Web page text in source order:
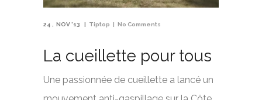
24 NOV '13 Tiptop No Comments
La cueillette pour tous
Une passionnée de cueillette a lancé un